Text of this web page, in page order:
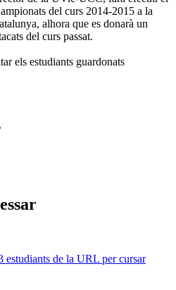
del curs 2014-2015 a la
alhora que es donarà un
del curs passat.
els estudiants guardonats
estudiants de la URL per cursar